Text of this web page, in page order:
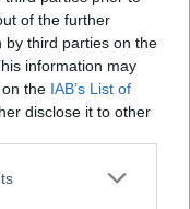
of the further
by third parties on the
information may
the IAB’s List of
disclose it to other
or more Google